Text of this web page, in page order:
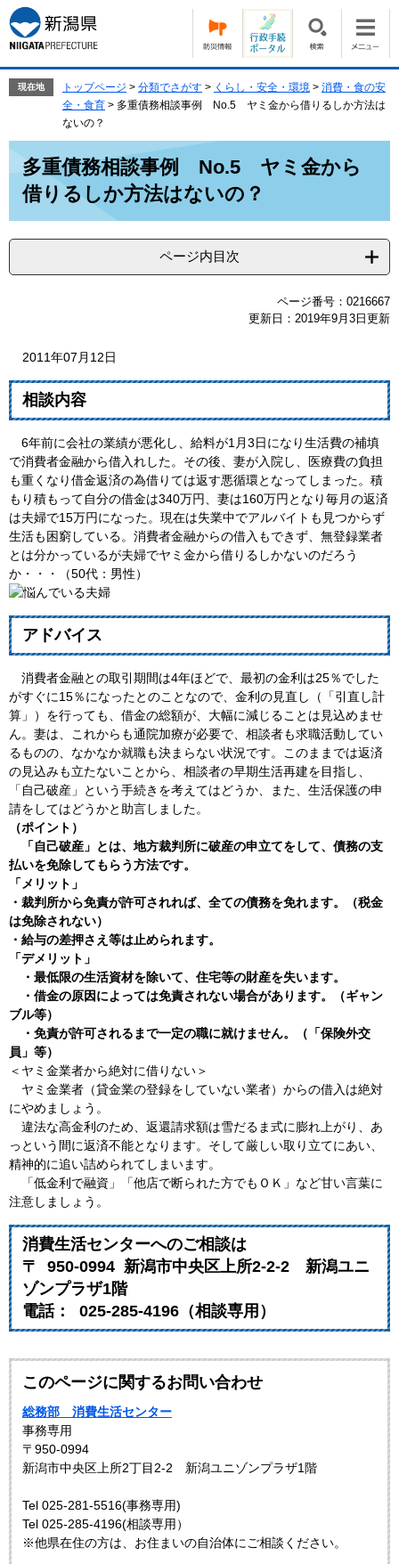
ー
ジ
の
す。
ニ
ュ
ー
し
現在地 トップページ > 分類でさがす > くらし・安全・環境 > 消費・食の安
全・食育 > 多重債務相談事例 No.5 ヤミ金から借りるしか方法は
ないの？
多重債務相談事例 No.5 ヤミ金から
借りるしか方法はないの？
ページ内目次
ページ番号：0216667
更新日：2019年9月3日更新
2011年07月12日
相談内容
6年前に会社の業績が悪化し、給料が1月3日になり生活費の補填
で消費者金融から借入れした。その後、妻が入院し、医療費の負担
も重くなり借金返済の為借りては返す悪循環となってしまった。積
もり積もって自分の借金は340万円、妻は160万円となり毎月の返済
は夫婦で15万円になった。現在は失業中でアルバイトも見つからず
生活も困窮している。消費者金融からの借入もできず、無登録業者
とは分かっているが夫婦でヤミ金から借りるしかないのだろう
か・・・（50代：男性）
アドバイス
消費者金融との取引期間は4年ほどで、最初の金利は25％でした
がすぐに15％になったとのことなので、金利の見直し（「引直し計
算」）を行っても、借金の総額が、大幅に減じることは見込めませ
ん。妻は、これからも通院加療が必要で、相談者も求職活動してい
るものの、なかなか就職も決まらない状況です。このままでは返済
の見込みも立たないことから、相談者の早期生活再建を目指し、
「自己破産」という手続きを考えてはどうか、また、生活保護の申
請をしてはどうかと助言しました。
（ポイント）
「自己破産」とは、地方裁判所に破産の申立てをして、債務の支
払いを免除してもらう方法です。
「メリット」
・裁判所から免責が許可されれば、全ての債務を免れます。（税金
は免除されない）
・給与の差押さえ等は止められます。
「デメリット」
・最低限の生活資材を除いて、住宅等の財産を失います。
・借金の原因によっては免責されない場合があります。（ギャン
ブル等）
・免責が許可されるまで一定の職に就けません。（「保険外交
員」等）
＜ヤミ金業者から絶対に借りない＞
ヤミ金業者（貸金業の登録をしていない業者）からの借入は絶対
にやめましょう。
違法な高金利のため、返還請求額は雪だるま式に膨れ上がり、あ
っという間に返済不能となります。そして厳しい取り立てにあい、
精神的に追い詰められてしまいます。
「低金利で融資」「他店で断られた方でもＯＫ」など甘い言葉に
注意しましょう。
消費生活センターへのご相談は
〒 950-0994 新潟市中央区上所2-2-2 新潟ユニ
ゾンプラザ1階
電話： 025-285-4196（相談専用）
このページに関するお問い合わせ
総務部 消費生活センター
事務専用
〒950-0994
新潟市中央区上所2丁目2-2 新潟ユニゾンプラザ1階
Tel 025-281-5516(事務専用)
Tel 025-285-4196(相談専用）
※他県在住の方は、お住まいの自治体にご相談ください。